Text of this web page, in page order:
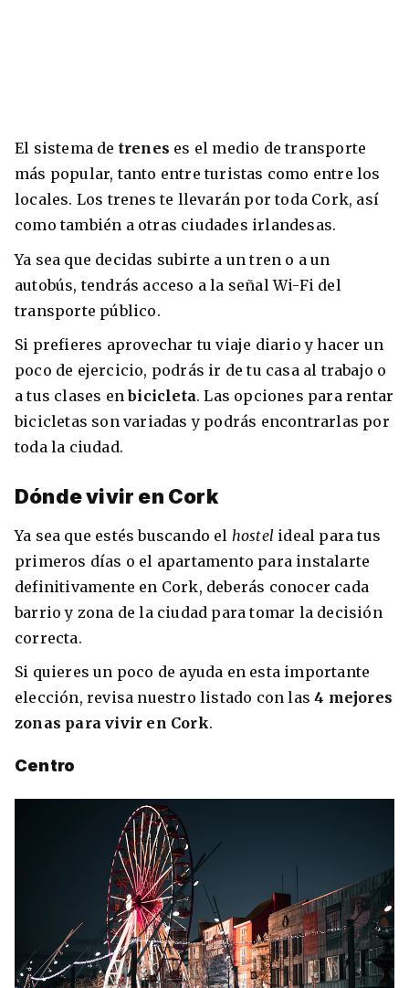
El sistema de trenes es el medio de transporte
más popular, tanto entre turistas como entre los
locales. Los trenes te llevarán por toda Cork, así
como también a otras ciudades irlandesas.
Ya sea que decidas subirte a un tren o a un
autobús, tendrás acceso a la señal Wi-Fi del
transporte público.
Si prefieres aprovechar tu viaje diario y hacer un
poco de ejercicio, podrás ir de tu casa al trabajo o
a tus clases enbicicleta. Las opciones para rentar
bicicletas son variadas y podrás encontrarlas por
toda la ciudad.
Dónde vivir en Cork
Ya sea que estés buscando el hostel ideal para tus
primeros días o el apartamento para instalarte
definitivamente en Cork, deberás conocer cada
barrio y zona de la ciudad para tomar la decisión
correcta.
Si quieres un poco de ayuda en esta importante
elección, revisa nuestro listado con las4 mejores
zonas para vivir en Cork.
Centro